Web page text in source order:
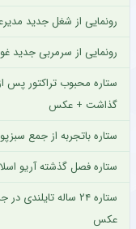
رونمایی از شغل جدید
رونمایی از سرمربی جدید
ستاره محبوب تراکتور
گذاشت + عکس
ستاره باتجربه از جمع
ستاره فصل گذشته آریو
ستاره ۲۴ ساله
عکس